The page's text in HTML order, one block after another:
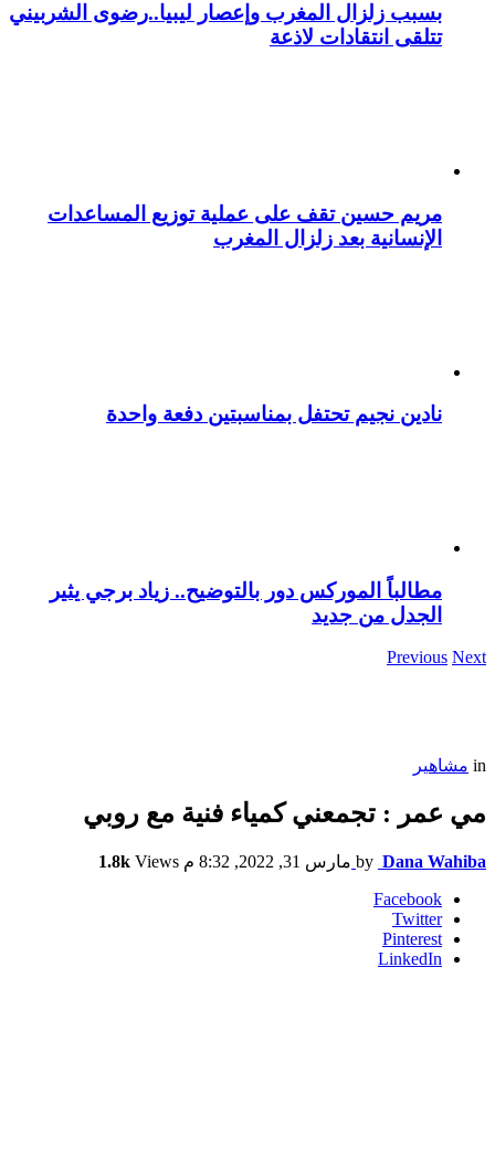
بسبب زلزال المغرب وإعصار ليبيا..رضوى الشربيني
تتلقى انتقادات لاذعة
مريم حسين تقف على عملية توزيع المساعدات
الإنسانية بعد زلزال المغرب
نادين نجيم تحتفل بمناسبتين دفعة واحدة
مطالباً الموركس دور بالتوضيح.. زياد برجي يثير
الجدل من جديد
Previous Next
in مشاهير
مي عمر : تجمعني كمياء فنية مع روبي
by Dana Wahiba مارس 31, 2022, 8:32 م 1.8k Views
Facebook
Twitter
Pinterest
LinkedIn